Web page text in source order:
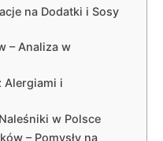
na Dodatki i Sosy
– Analiza w
Alergiami i
w Polsce
– Pomysły na